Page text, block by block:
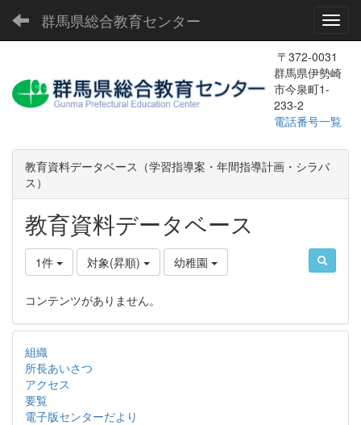
群馬県総合教育センター
〒372-0031
群馬県伊勢崎
市今泉町1-
233-2
電話番号一覧
教育資料データベース（学習指導案・年間指導計画・シラバ
ス）
教育資料データベース
1件 対象(昇順) 幼稚園
コンテンツがありません。
組織
所長あいさつ
アクセス
要覧
電子版センターだより